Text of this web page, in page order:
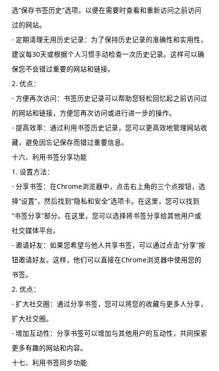
选“保存书签历史”选项，以便在需要时查看和重新访问之前访问
过的网站。
- 定期清理无用历史记录：为了保持历史记录的准确性和实用性，
建议每30天或根据个人习惯手动检查一次历史记录。这样可以确
保您不会错过重要的网站和链接。
2. 优点：
- 方便再次访问：书签历史记录可以帮助您轻松回忆起之前访问过
的网站和链接，方便您再次访问或进行进一步的操作。
- 提高效率：通过利用书签历史记录，您可以更高效地管理网站收
藏，避免因忘记保存而错过重要信息。
十六、利用书签分享功能
1. 设置方法：
- 分享书签：在Chrome浏览器中，点击右上角的三个点按钮，选
择“设置”，然后找到“隐私和安全”选项卡。在这里，您可以找到
“书签分享”部分。在这里，您可以选择将书签分享给其他用户或
社交媒体平台。
- 邀请好友：如果您希望与他人共享书签，可以通过点击“分享”按
钮邀请好友。这样，他们可以直接在Chrome浏览器中使用您的
书签。
2. 优点：
- 扩大社交圈：通过分享书签，您可以将您的收藏与更多人分享，
扩大社交圈。
- 增加互动性：分享书签可以增加与其他用户的互动性，共同探索
更多有趣的网站和内容。
十七、利用书签同步功能